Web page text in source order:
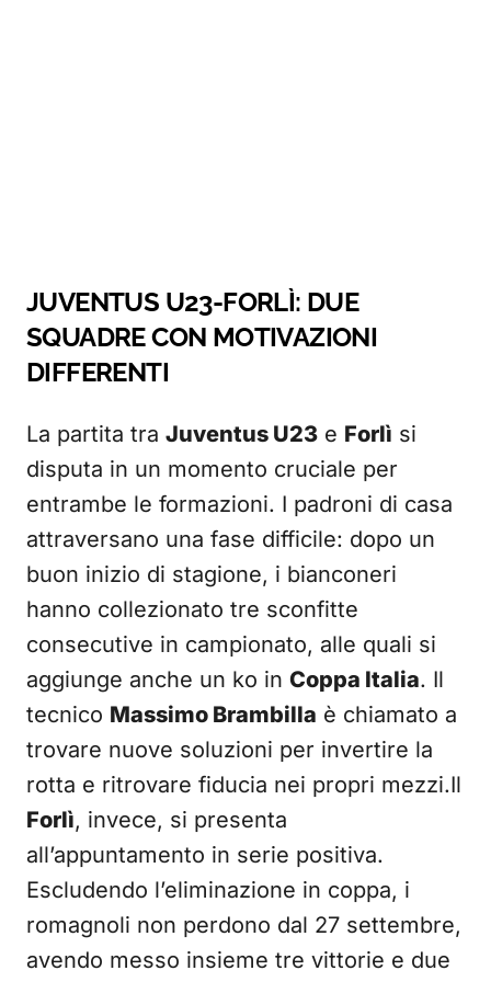
JUVENTUS U23-FORLÌ: DUE
SQUADRE CON MOTIVAZIONI
DIFFERENTI
La partita tra Juventus U23 e Forlì si
disputa in un momento cruciale per
entrambe le formazioni. I padroni di casa
attraversano una fase difficile: dopo un
buon inizio di stagione, i bianconeri
hanno collezionato tre sconfitte
consecutive in campionato, alle quali si
aggiunge anche un ko in Coppa Italia. Il
tecnico Massimo Brambilla è chiamato a
trovare nuove soluzioni per invertire la
rotta e ritrovare fiducia nei propri mezzi.Il
Forlì, invece, si presenta
all’appuntamento in serie positiva.
Escludendo l’eliminazione in coppa, i
romagnoli non perdono dal 27 settembre,
avendo messo insieme tre vittorie e due